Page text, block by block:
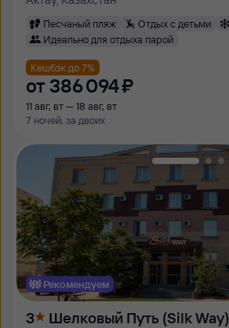
Песчаный пляж Отдых с детьми
Идеально для отдыха парой
Кешбэк до 7%
от 386 ⁠094 ⁠₽
11 авг, вт — 18 авг, вт
7 ночей, за двоих
Рекомендуем
3 Шелковый Путь (Silk Way)